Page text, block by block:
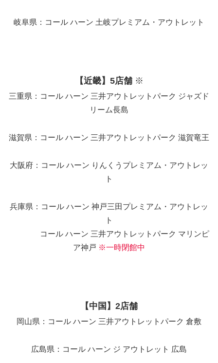
岐阜県：コール ハーン 土岐プレミアム・アウトレット
【近畿】5店舗※
三重県：コール ハーン 三井アウトレットパーク ジャズド
リーム長島
滋賀県：コール ハーン 三井アウトレットパーク 滋賀竜王
大阪府：コール ハーン りんくうプレミアム・アウトレッ
ト
兵庫県：コール ハーン 神戸三田プレミアム・アウトレッ
ト
コール ハーン 三井アウトレットパーク マリンピ
ア神戸 ※一時閉館中
【中国】2店舗
岡山県：コール ハーン 三井アウトレットパーク 倉敷
広島県：コール ハーン ジ アウトレット 広島